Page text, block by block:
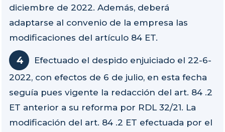
diciembre de 2022. Además, deberá
adaptarse al convenio de la empresa las
modificaciones del artículo 84 ET.
Efectuado el despido enjuiciado el 22-6-
2022, con efectos de 6 de julio, en esta fecha
seguía pues vigente la redacción del art. 84 .2
ET anterior a su reforma por RDL 32/21. La
modificación del art. 84 .2 ET efectuada por el